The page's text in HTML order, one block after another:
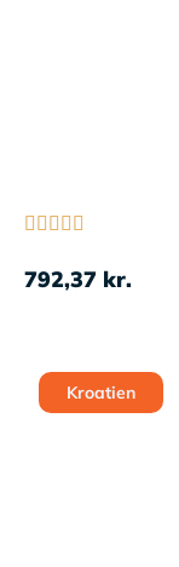
    
792,37 kr.
Kroatien